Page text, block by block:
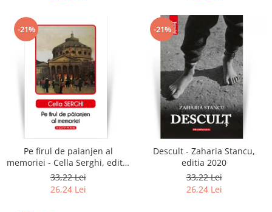
-21%
Pe firul de paianjen al
memoriei - Cella Serghi, editia
2020
33,22 Lei
26,24 Lei
-21%
Descult - Zaharia Stancu,
editia 2020
33,22 Lei
26,24 Lei